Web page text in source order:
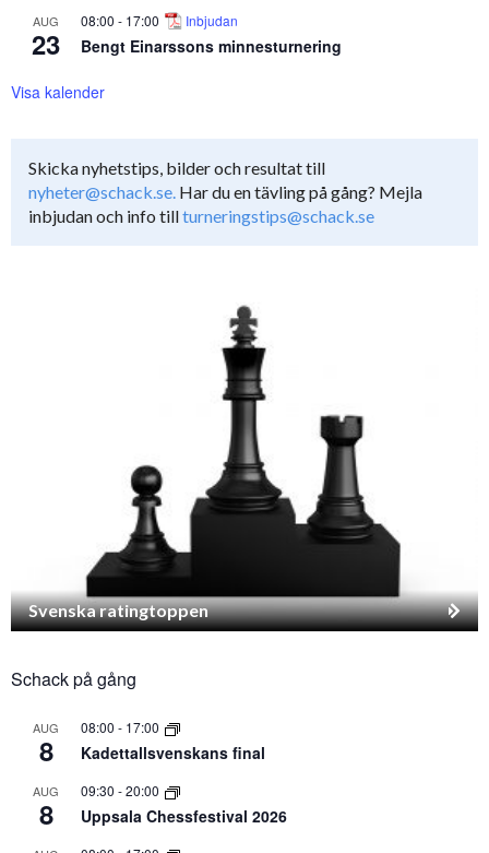
AUG
23
08:00 - 17:00 Inbjudan
Bengt Einarssons minnesturnering
Visa kalender
Skicka nyhetstips, bilder och resultat till
nyheter@schack.se. Har du en tävling på gång? Mejla
inbjudan och info tillturneringstips@schack.se
Svenska ratingtoppen
Schack på gång
AUG
8
08:00 - 17:00
Kadettallsvenskans final
AUG
8
09:30 -20:00
Uppsala Chessfestival 2026